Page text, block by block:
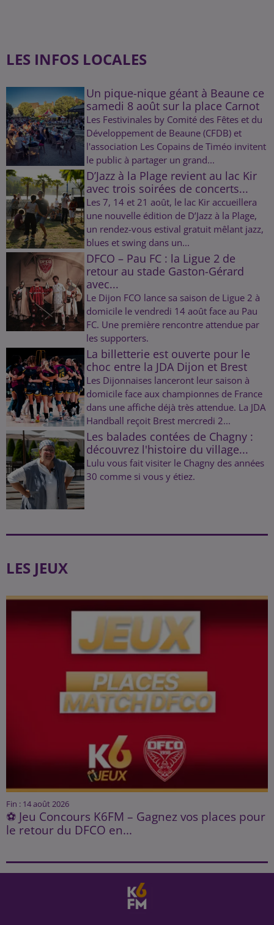
LES INFOS LOCALES
Un pique-nique géant à Beaune ce
samedi 8 août sur la place Carnot
Les Festivinales by Comité des Fêtes et du
Développement de Beaune (CFDB) et
l'association Les Copains de Timéo invitent
le public à partager un grand...
D’Jazz à la Plage revient au lac Kir
avec trois soirées de concerts...
Les 7, 14 et 21 août, le lac Kir accueillera
une nouvelle édition de D’Jazz à la Plage,
un rendez-vous estival gratuit mêlant jazz,
blues et swing dans un...
DFCO – Pau FC : la Ligue 2 de
retour au stade Gaston-Gérard
avec...
Le Dijon FCO lance sa saison de Ligue 2 à
domicile le vendredi 14 août face au Pau
FC. Une première rencontre attendue par
les supporters.
La billetterie est ouverte pour le
choc entre la JDA Dijon et Brest
Les Dijonnaises lanceront leur saison à
domicile face aux championnes de France
dans une affiche déjà très attendue. La JDA
Handball reçoit Brest mercredi 2...
Les balades contées de Chagny :
découvrez l'histoire du village...
Lulu vous fait visiter le Chagny des années
30 comme si vous y étiez.
LES JEUX
Fin : 14 août 2026
⚽ Jeu Concours K6FM – Gagnez vos places pour
le retour du DFCO en...